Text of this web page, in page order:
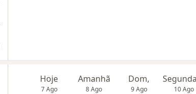
Hoje
7 Ago
Amanhã
8 Ago
Dom,
9 Ago 10 Ago